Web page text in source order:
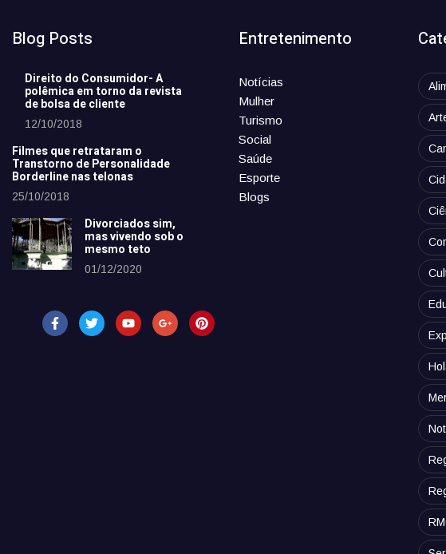
Blog Posts
Direito do Consumidor- A
polêmica em torno da revista
de bolsa de cliente
12/10/2018
Filmes que retrataram o
Transtorno de Personalidade
Borderline nas telonas
25/10/2018
Divorciados sim,
mas vivendo sob o
mesmo teto
01/12/2020
Entretenimento
Notícias
Mulher
Turismo
Social
Saúde
Esporte
Blogs